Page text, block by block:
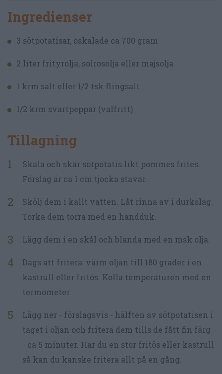
Ingredienser
3 sötpotatisar, oskalade ca 700 gram
2 liter frityrolja, solrosolja eller majsolja
1 krm salt eller 1/2 tsk flingsalt
1/2 krm svartpeppar (valfritt)
Tillagning
Skala och skär sötpotatis likt pommes frites.
Förslag är ca 1 cm tjocka stavar.
Skölj dem i kallt vatten. Låt rinna av i durkslag.
Torka dem torra med en handduk.
Lägg dem i en skål och blanda med en msk olja.
Dags att fritera: värm oljan till 180 grader i en
kastrull eller fritös. Kolla temperaturen med en
termometer.
Lägg ner - förslagsvis - hälften av sötpotatisen i
taget i oljan och fritera dem tills de fått fin färg
- ca 5 minuter. Har du en stor fritös eller kastrull
så kan du kanske fritera allt på en gång.